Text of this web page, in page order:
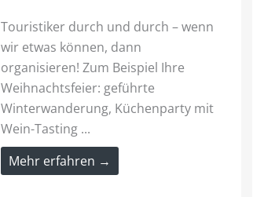
Touristiker durch und durch – wenn
wir etwas können, dann
organisieren! Zum Beispiel Ihre
Weihnachtsfeier: geführte
Winterwanderung, Küchenparty mit
Wein-Tasting ...
Mehr erfahren →